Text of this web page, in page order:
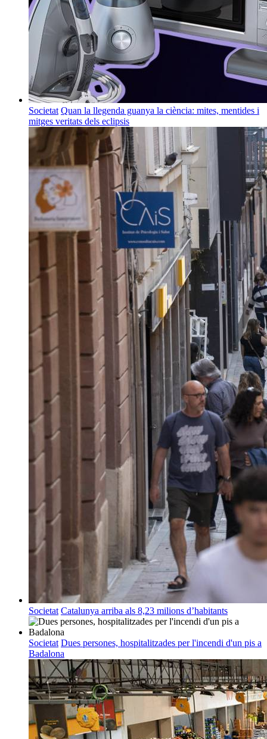
Societat Quan la llegenda guanya la ciència: mites, mentides i
mitges veritats dels eclipsis
Societat Catalunya arriba als 8,23 milions d’habitants
Societat Dues persones, hospitalitzades per l'incendi d'un pis a
Badalona